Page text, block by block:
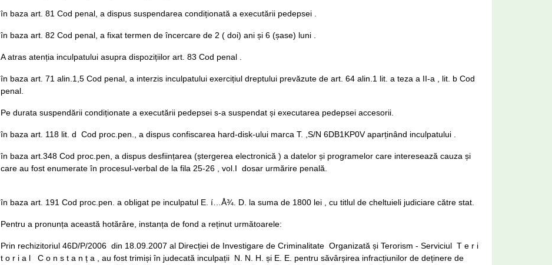
în baza art. 81 Cod penal, a dispus suspendarea condiționată a executării pedepsei .
în baza art. 82 Cod penal, a fixat termen de încercare de 2 ( doi) ani și 6 (șase) luni .
A atras atenția inculpatului asupra dispozițiilor art. 83 Cod penal .
în baza art. 71 alin.1,5 Cod penal, a interzis inculpatului exercițiul dreptului prevăzute de art. 64 alin.1 lit. a teza a II-a , lit. b Cod
penal.
Pe durata suspendării condiționate a executării pedepsei s-a suspendat și executarea pedepsei accesorii.
în baza art. 118 lit. d Cod proc.pen., a dispus confiscarea hard-disk-ului marca T. ,S/N 6DB1KP0V aparținând inculpatului .
în baza art.348 Cod proc.pen, a dispus desființarea (ștergerea electronică ) a datelor și programelor care interesează cauza și
care au fost enumerate în procesul-verbal de la fila 25-26 , vol.I dosar urmărire penală.
în baza art. 191 Cod proc.pen. a obligat pe inculpatul E. í…Å¾. D. la suma de 1800 lei , cu titlul de cheltuieli judiciare către stat.
Pentru a pronunța această hotărâre, instanța de fond a reținut următoarele:
Prin rechizitoriul 46D/P/2006 din 18.09.2007 al Direcției de Investigare de Criminalitate Organizată și Terorism - Serviciul T e r i
t o r i a l C o n s t a n ț a , au fost trimiși în judecată inculpații N. N. H. și E. E. pentru săvârșirea infracțiunilor de deținere de